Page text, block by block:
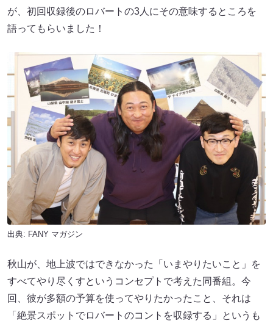
が、初回収録後のロバートの3人にその意味するところを
語ってもらいました！
出典: FANY マガジン
秋山が、地上波ではできなかった「いまやりたいこと」を
すべてやり尽くすというコンセプトで考えた同番組。今
回、彼が多額の予算を使ってやりたかったこと、それは
「絶景スポットでロバートのコントを収録する」というも